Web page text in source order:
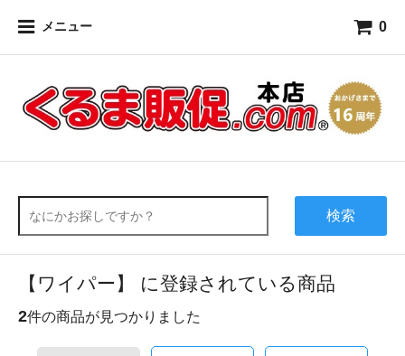
メニュー 0
検索
【ワイパー】 に登録されている商品
2件の商品が見つかりました